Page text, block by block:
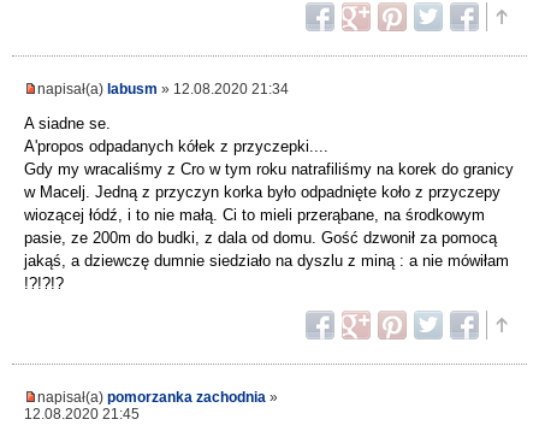
napisał(a) labusm » 12.08.2020 21:34
A siadne se.
A'propos odpadanych kółek z przyczepki....
Gdy my wracaliśmy z Cro w tym roku natrafiliśmy na korek do granicy
w Macelj. Jedną z przyczyn korka było odpadnięte koło z przyczepy
wiozącej łódź, i to nie małą. Ci to mieli przerąbane, na środkowym
pasie, ze 200m do budki, z dala od domu. Gość dzwonił za pomocą
jakąś, a dziewczę dumnie siedziało na dyszlu z miną : a nie mówiłam
!?!?!?
napisał(a) pomorzanka zachodnia »
12.08.2020 21:45